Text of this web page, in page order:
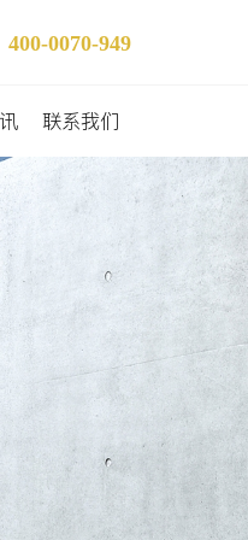
400-0070-949
联系我们